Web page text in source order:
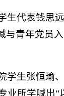
生代表钱思
与青年党员
学生张恒瑜
业所学喊出“